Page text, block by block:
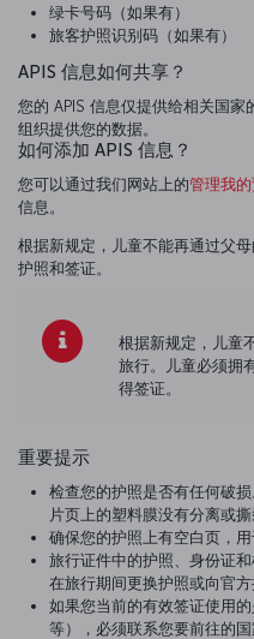
绿卡号码（如果有）
旅客护照识别码（如果有）
APIS 信息如何共享？
您的 APIS 信息仅提供给相关国
组织提供您的数据。
如何添加 APIS 信息？
您可以通过我们网站上的管理我
信息。
根据新规定，儿童不能再通过父
护照和签证。
根据新规定，儿童
旅行。儿童必须拥
得签证。
重要提示
检查您的护照是否有任何破
片页上的塑料膜没有分离或撕
确保您的护照上有空白页，用
旅行证件中的护照、身份证
在旅行期间更换护照或向官
如果您当前的有效签证使用
等），必须联系您要前往的国